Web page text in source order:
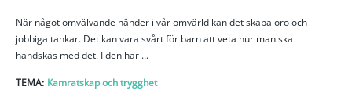
När något omvälvande händer i vår omvärld kan det skapa oro och
jobbiga tankar. Det kan vara svårt för barn att veta hur man ska
handskas med det. I den här ...
TEMA: Kamratskap och trygghet